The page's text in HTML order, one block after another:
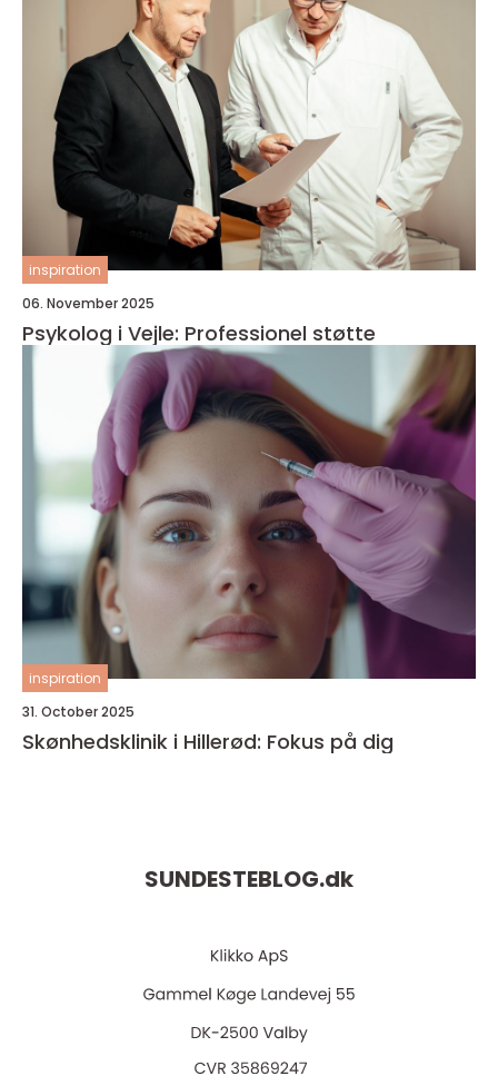
inspiration
06. November 2025
Psykolog i Vejle: Professionel støtte
inspiration
31. October 2025
Skønhedsklinik i Hillerød: Fokus på dig
SUNDESTEBLOG.dk